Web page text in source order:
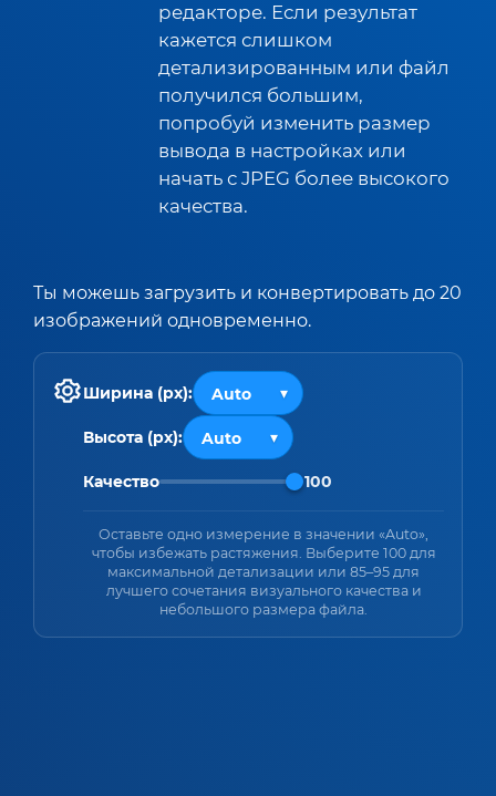
редакторе. Если результат
кажется слишком
детализированным или файл
получился большим,
попробуй изменить размер
вывода в настройках или
начать с JPEG более высокого
качества.
Ты можешь загрузить и конвертировать до 20
изображений одновременно.
Ширина (px):
Высота (px):
Качество 100
Оставьте одно измерение в значении «Auto»,
чтобы избежать растяжения. Выберите 100 для
максимальной детализации или 85–95 для
лучшего сочетания визуального качества и
небольшого размера файла.